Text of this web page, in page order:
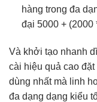
hàng trong đa
đại 5000 + (2000
Và khởi tạo nhanh
cài hiệu quả cao đặt
dùng nhất mà linh
đa dạng dạng kiểu